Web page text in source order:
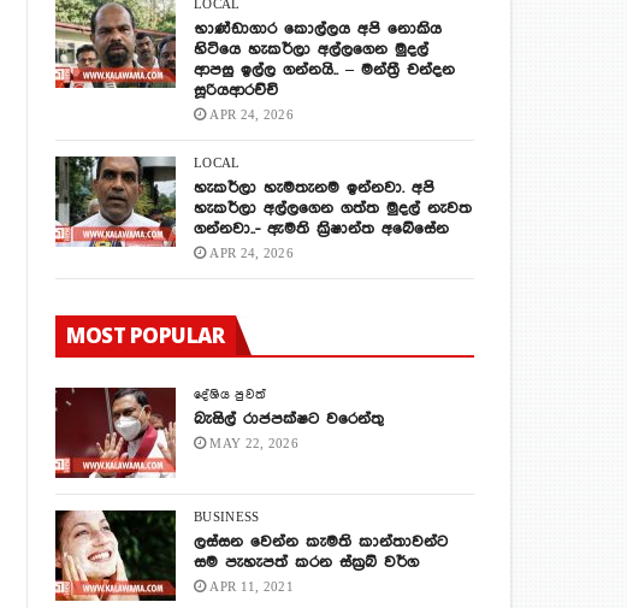
LOCAL
භාණ්ඩාගාර කොල්ලය අපි නොකිය
හිටියෙ හැකර්ලා අල්ලගෙන මුදල්
ආපසු ඉල්ල ගන්නයි.. – මන්ත්‍රී චන්දන
සූරියආරච්චි
APR 24, 2026
LOCAL
හැකර්ලා හැමතැනම ඉන්නවා. අපි
හැකර්ලා අල්ලගෙන ගත්ත මුදල් නැවත
ගන්නවා..- ඇමති ක්‍රිෂාන්ත අබේසේන
APR 24, 2026
MOST POPULAR
දේශිය පුවත්
බැසිල් රාජපක්ෂට වරෙන්තු
MAY 22, 2026
BUSINESS
ලස්සන වෙන්න කැමති කාන්තාවන්ට
සම පැහැපත් කරන ස්ක්‍රබ් වර්ග
APR 11, 2021